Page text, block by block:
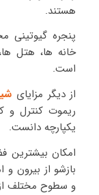
هستند.
پنجره گیوتینی
خانه ها، هتل
است.
از دیگر مزایای
ریموت کنترل و
یکپارچه دانست.
امکان بیشترین
بازشو از بیرون و
و سطوح مختلف از